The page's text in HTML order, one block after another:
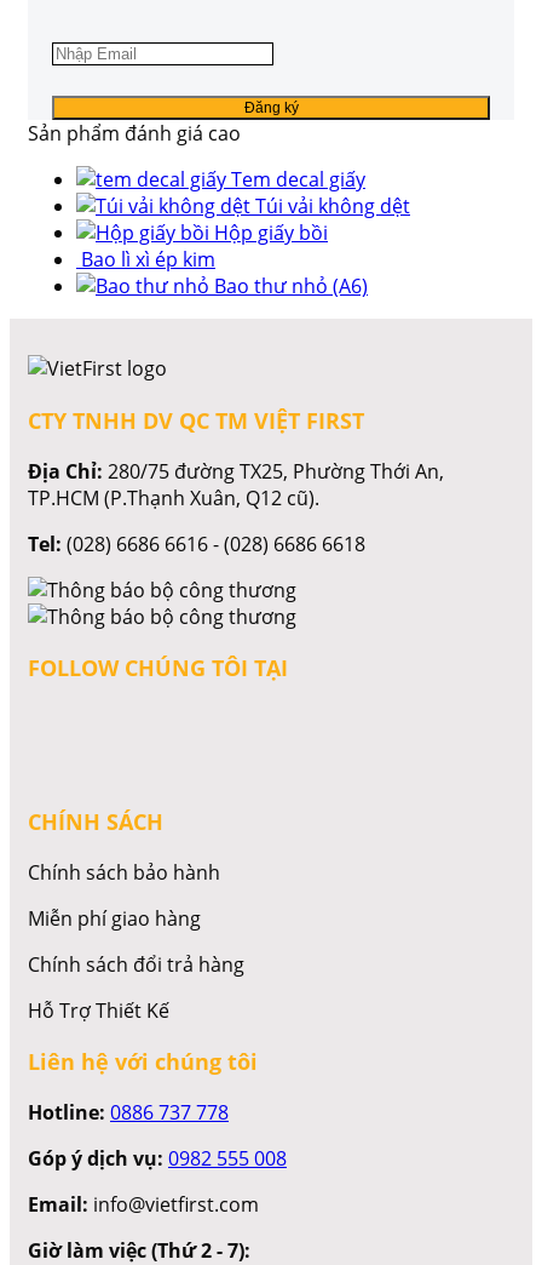
Sản phẩm đánh giá cao
Tem decal giấy
Túi vải không dệt
Hộp giấy bồi
Bao lì xì ép kim
Bao thư nhỏ (A6)
CTY TNHH DV QC TM VIỆT FIRST
Địa Chỉ: 280/75 đường TX25, Phường Thới An,
TP.HCM (P.Thạnh Xuân, Q12 cũ).
Tel: (028) 6686 6616 - (028) 6686 6618
FOLLOW CHÚNG TÔI TẠI
CHÍNH SÁCH
Chính sách bảo hành
Miễn phí giao hàng
Chính sách đổi trả hàng
Hỗ Trợ Thiết Kế
Liên hệ với chúng tôi
Hotline: 0886 737 778
Góp ý dịch vụ: 0982 555 008
Email: info@vietfirst.com
Giờ làm việc (Thứ 2 - 7):